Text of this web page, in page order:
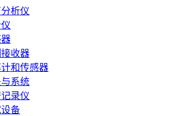
析仪
收器
和传感器
系统
录仪
备